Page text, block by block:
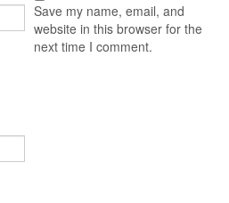
Save my name, email, and
website in this browser for the
next time I comment.